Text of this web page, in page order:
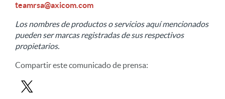
teamrsa@axicom.com
Los nombres de productos o servicios aquí mencionados
pueden ser marcas registradas de sus respectivos
propietarios.
Compartireste comunicado de prensa: